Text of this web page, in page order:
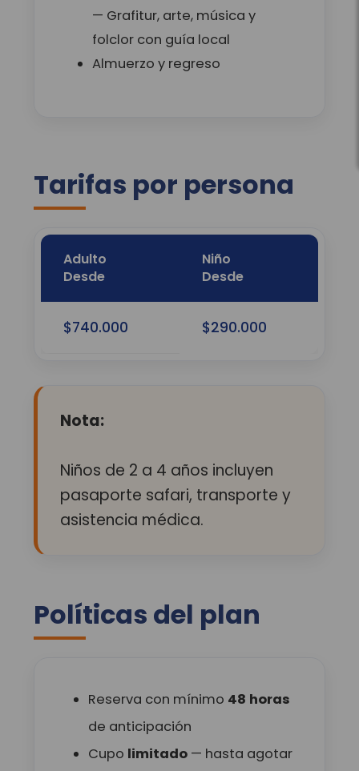
— Grafitur, arte, música y
folclor con guía local
Almuerzo y regreso
Tarifas por persona
Adulto
Desde
Niño
Desde
$740.000 $290.000
Nota:
Niños de 2 a 4 años incluyen
pasaporte safari, transporte y
asistencia médica.
Políticas del plan
Reserva con mínimo 48 horas
de anticipación
Cupo limitado — hasta agotar